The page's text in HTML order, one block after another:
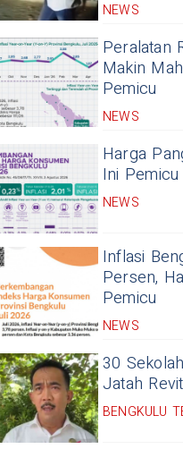
NEWS
Peralatan
Makin
Pemicu
NEWS
Harga
Ini
NEWS
Inflasi
Persen,
Pemicu
NEWS
30
Jatah
BENGKULU